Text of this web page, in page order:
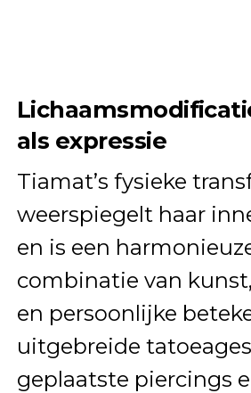
als expressie
Tiamat’s fysieke
weerspiegelt haar
en is een
combinatie van
en persoonlijke
uitgebreide
geplaatste piercings